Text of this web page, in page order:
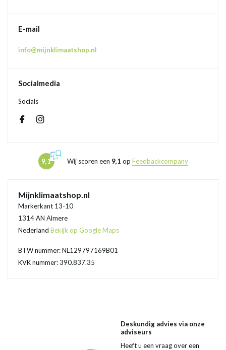
E-mail
info@mijnklimaatshop.nl
Socialmedia
Socials
9,1 Wij scoren een 9,1 op Feedbackcompany
Mijnklimaatshop.nl
Markerkant 13-10
1314 AN Almere
Nederland Bekijk op Google Maps
BTW nummer: NL129797169B01
KVK nummer: 390.837.35
Deskundig advies via onze
adviseurs
Heeft u een vraag over een